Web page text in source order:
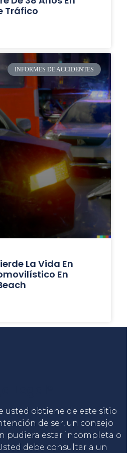
Tráfico
INFORMES DE ACCIDENTES
La Vida En
En
usted obtiene de este sitio
de ser, un consejo
pudiera estar incompleta o
debe consultar a un